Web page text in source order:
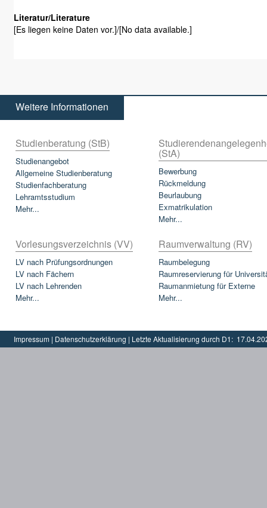
Literatur/Literature
[Es liegen keine Daten vor.]/[No data available.]
Weitere Informationen
Studienberatung (StB)
Studienangebot
Allgemeine Studienberatung
Studienfachberatung
Lehramtsstudium
Mehr...
(StA)
Bewerbung
Rückmeldung
Beurlaubung
Exmatrikulation
Mehr...
Vorlesungsverzeichnis (VV)
LV nach Prüfungsordnungen
LV nach Fächern
LV nach Lehrenden
Mehr...
Raumverwaltung (RV)
Raumbelegung
Raumreservierung für
Raumanmietung für Externe
Mehr...
Impressum | Datenschutzerklärung | Letzte Aktualisierung durch D1: